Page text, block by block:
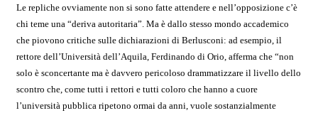
Le repliche ovviamente non si sono fatte attendere e nell’opposizione c’è
chi teme una “deriva autoritaria”. Ma è dallo stesso mondo accademico
che piovono critiche sulle dichiarazioni di Berlusconi: ad esempio, il
rettore dell’Università dell’Aquila, Ferdinando di Orio, afferma che “non
solo è sconcertante ma è davvero pericoloso drammatizzare il livello dello
scontro che, come tutti i rettori e tutti coloro che hanno a cuore
l’università pubblica ripetono ormai da anni, vuole sostanzialmente